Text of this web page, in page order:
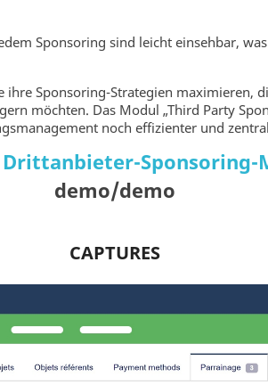
Sponsoring sind leicht einsehbar,
Sponsoring-Strategien maximieren,
möchten. Das Modul „Third Party
noch effizienter und
Drittanbieter-Sponsoring-
demo/demo
CAPTURES